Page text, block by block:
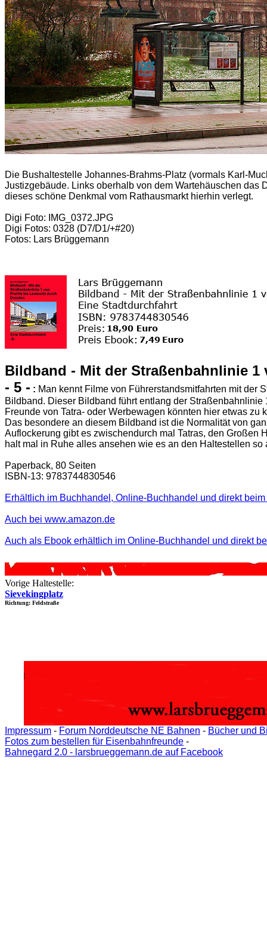
Die Bushaltestelle Johannes-Brahms-Platz (vormals Karl-
Justizgebäude. Links oberhalb von dem Wartehäuschen
dieses schöne Denkmal vom Rathausmarkt hierhin verlegt.
Digi Foto: IMG_0372.JPG
Digi Fotos: 0328 (D7/D1/+#20)
Fotos: Lars Brüggemann
Bildband - Mit der Straßenbahnlinie
- 5 - : Man kennt Filme von Führerstandsmitfahrten mit der
Bildband. Dieser Bildband führt entlang der
Freunde von Tatra- oder Werbewagen könnten hier etwas
Das besondere an diesem Bildband ist die Normalität von
Auflockerung gibt es zwischendurch mal Tatras, den Großen
halt mal in Ruhe alles ansehen wie es an den Haltestellen so
Paperback, 80 Seiten
ISBN-13: 9783744830546
Erhältlich im Buchhandel, Online-Buchhandel und direkt beim
Auch bei www.amazon.de
Auch als Ebook erhältlich im Online-Buchhandel und direkt
Vorige Haltestelle:
Sievekingplatz
Richtung: Feldstraße
Impressum - Forum Norddeutsche NE Bahnen - Bücher und
Fotos zum bestellen für Eisenbahnfreunde -
Bahnegard 2.0 - larsbrueggemann.de auf Facebook